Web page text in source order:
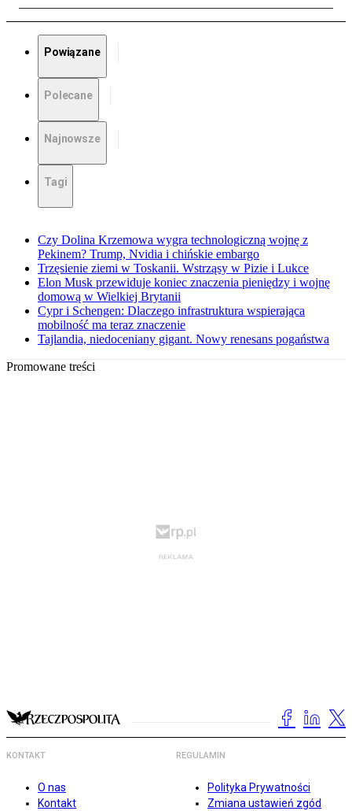
Powiązane
Polecane
Najnowsze
Tagi
Czy Dolina Krzemowa wygra technologiczną wojnę z
Pekinem? Trump, Nvidia i chińskie embargo
Trzęsienie ziemi w Toskanii. Wstrząsy w Pizie i Lukce
Elon Musk przewiduje koniec znaczenia pieniędzy i wojnę
domową w Wielkiej Brytanii
Cypr i Schengen: Dlaczego infrastruktura wspierająca
mobilność ma teraz znaczenie
Tajlandia, niedoceniany gigant. Nowy renesans pogaństwa
Promowane treści
KONTAKT
O nas
Kontakt
REGULAMIN
Polityka Prywatności
Zmiana ustawień zgód